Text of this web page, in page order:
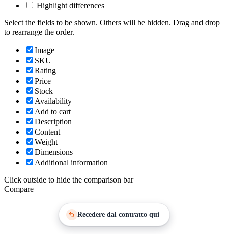
Highlight differences
Select the fields to be shown. Others will be hidden. Drag and drop
to rearrange the order.
Image
SKU
Rating
Price
Stock
Availability
Add to cart
Description
Content
Weight
Dimensions
Additional information
Click outside to hide the comparison bar
Compare
Recedere dal contratto qui